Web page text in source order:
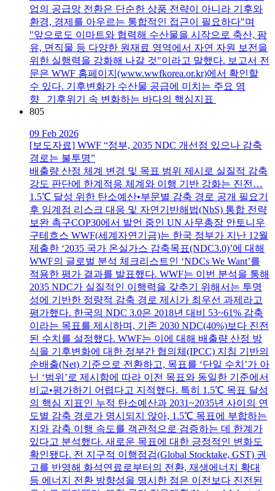
업의 공급망 전환은 단순한 상품 전략이 아니라 기후와
환경, 경제를 아우르는 통합적인 접근이 필요하다"며
"앞으로도 이마트와 협력해 수산물을 시작으로 축산, 팜
유, 면직물 등 다양한 원재료 영역에서 자연 자원 보전을
위한 실행력을 강화해 나갈 것"이라고 말했다. 보고서 전
문은 WWF 홈페이지(www.wwfkorea.or.kr)에서 확인할
수 있다. 기후변화가 수산물 공급에 미치는 주요 영
향 기후위기 속 변화하는 바다의 핵심지표
805
09 Feb 2026
[보도자료] WWF “정부, 2035 NDC 개선점 있으나 감축
경로는 불투명”
배출량 산정 체계 변경 및 목표 범위 제시로 실질적 감축
강도 판단에 한계적응 체계와 이행 기반 강화는 진전…
1.5℃ 달성 위한 탄소예산•부문별 감축 경로 공개 필요기
후 임계점 리스크 대응 및 자연기반해법(NbS) 통합 전략
보완 촉구COP30에서 발언 중인 UN 사무총장 안토니우
구테흐스 WWF(세계자연기금)는 한국 정부가 지난 12월
제출한 ‘2035 국가 온실가스 감축목표(NDC3.0)’에 대해
WWF의 글로벌 분석 체크리스트인 ‘NDCs We Want’를
적용한 평가 결과를 발표했다. WWF는 이번 분석을 통해
2035 NDC가 실질적인 이행력을 갖추기 위해서는 투명
성에 기반한 정량적 감축 경로 제시가 최우선 과제라고
평가했다. 한국의 NDC 3.0은 2018년 대비 53~61% 감축
이라는 목표를 제시하며, 기존 2030 NDC(40%)보다 진전
된 수치를 설정했다. WWF는 이에 대해 배출량 산정 방
식을 기후변화에 대한 정부간 협의체(IPCC) 지침 기반의
순배출(Net) 기준으로 전환하고, 목표를 ‘단일 수치’가 아
닌 ‘범위’로 제시함에 따라 이전 목표와 동일한 기준에서
비교•평가하기 어렵다고 지적했다. 특히 1.5℃ 목표 달성
의 핵심 지표인 누적 탄소예산과 2031~2035년 사이의 연
도별 감축 경로가 명시되지 않아, 1.5℃ 목표에 부합하는
지와 감축 이행 속도를 객관적으로 검증하는 데 한계가
있다고 분석했다. 새로운 목표에 대한 긍정적인 변화도
확인됐다. 전 지구적 이행점검(Global Stocktake, GST) 권
고를 반영해 화석연료로부터의 전환, 재생에너지 확대
등 에너지 전환 방향성을 명시한 점은 이전보다 진전된